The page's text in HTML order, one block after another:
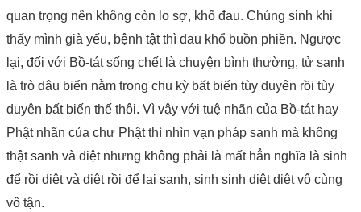
quan trọng nên không còn lo sợ, khổ đau. Chúng sinh khi
thấy mình già yếu, bệnh tật thì đau khổ buồn phiền. Ngược
lại, đối với Bồ-tát sống chết là chuyện bình thường, tử sanh
là trò dâu biển nằm trong chu kỳ bất biến tùy duyên rồi tùy
duyên bất biến thế thôi. Vì vậy với tuệ nhãn của Bồ-tát hay
Phật nhãn của chư Phật thì nhìn vạn pháp sanh mà không
thật sanh và diệt nhưng không phải là mất hẳn nghĩa là sinh
để rồi diệt và diệt rồi để lại sanh, sinh sinh diệt diệt vô cùng
vô tận.